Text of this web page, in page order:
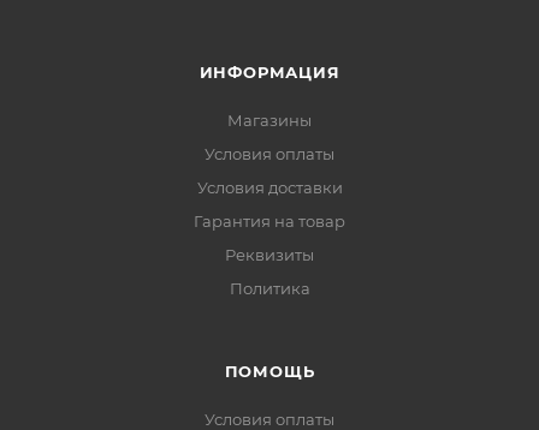
ИНФОРМАЦИЯ
Магазины
Условия оплаты
Условия доставки
Гарантия на товар
Реквизиты
Политика
ПОМОЩЬ
Условия оплаты